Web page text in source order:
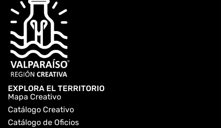
EXPLORA EL TERRITORIO
Mapa Creativo
Catálogo Creativo
Catálogo de Oficios